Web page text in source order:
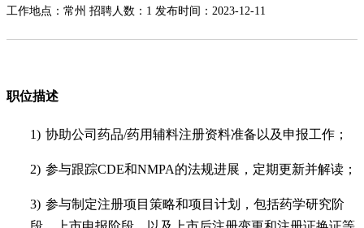
工作地点：常州 招聘人数：1 发布时间：2023-12-11
职位描述
1) 协助公司药品/药用辅料注册资料准备以及申报工作；
2) 参与跟踪CDE和NMPA的法规进展，定期更新并解读；
3) 参与制定注册项目策略和项目计划，包括药学研究阶